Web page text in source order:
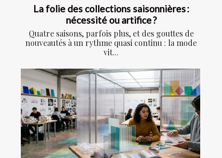
La folie des collections saisonnières :
nécessité ou artifice ?
Quatre saisons, parfois plus, et des gouttes de
nouveautés à un rythme quasi continu : la mode
vit...